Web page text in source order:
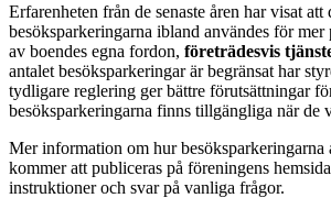
Erfarenheten från de senaste åren har visat att
besöksparkeringarna ibland användes för
av boendes egna fordon, företrädesvis
antalet besöksparkeringar är begränsat har
tydligare reglering ger bättre förutsättningar
besöksparkeringarna finns tillgängliga när de
Mer information om hur besöksparkeringarna
kommer att publiceras på föreningens
instruktioner och svar på vanliga frågor.